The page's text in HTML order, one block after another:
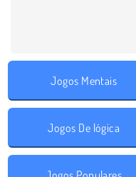
Jogos Mentais
Jogos De lógica